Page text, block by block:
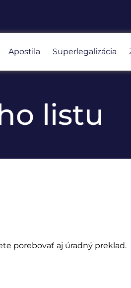
Apostila Superlegalizácia
listu
porebovať aj úradný preklad.